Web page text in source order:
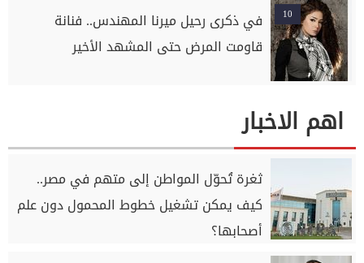
10
في ذكرى رحيل ميرنا المهندس.. فنانة
قاومت المرض حتى المشهد الأخير
اهم الاخبار
ثغرة تُحوّل المواطن إلى متهم في مصر..
كيف يمكن تشغيل خطوط المحمول دون علم
أصحابها؟